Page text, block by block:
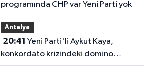
programında CHP var Yeni Parti yok
Antalya
20:41
konkordato krizindeki domino
etkisini gözler önüne serdi